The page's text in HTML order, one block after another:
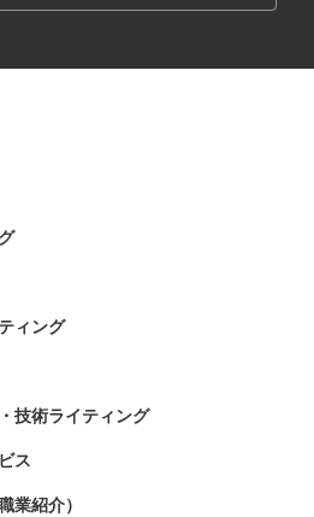
ィング
技術ライティング
ス
業紹介）